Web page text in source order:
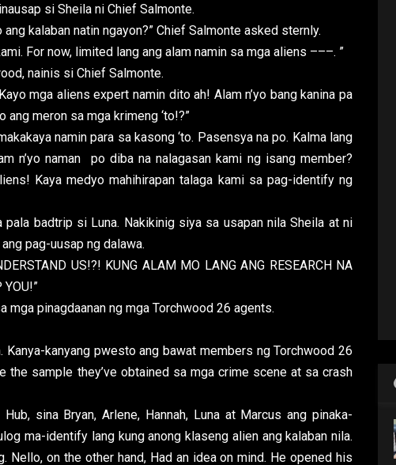
si Sheila ni Chief Salmonte.
kalaban natin ngayon?” Chief Salmonte asked sternly.
For now, limited lang ang alam namin sa mga aliens –––. ”
nainis si Chief Salmonte.
mga aliens expert namin dito ah! Alam n’yo bang kanina pa
meron sa mga krimeng ‘to!?”
namin para sa kasong ‘to. Pasensya na po. Kalma lang
n’yo naman po diba na nalagasan kami ng isang member?
Kaya medyo mahihirapan talaga kami sa pag-identify ng
badtrip si Luna. Nakikinig siya sa usapan nila Sheila at ni
pag-uusap ng dalawa.
US!?! KUNG ALAM MO LANG ANG RESEARCH NA
YOU!”
pinagdaanan ng mga Torchwood 26 agents.
kanyang pwesto ang bawat members ng Torchwood 26
the sample they’ve obtained sa mga crime scene at sa crash
sina Bryan, Arlene, Hannah, Luna at Marcus ang pinaka-
ma-identify lang kung anong klaseng alien ang kalaban nila.
Nello, on the other hand, Had an idea on mind. He opened his